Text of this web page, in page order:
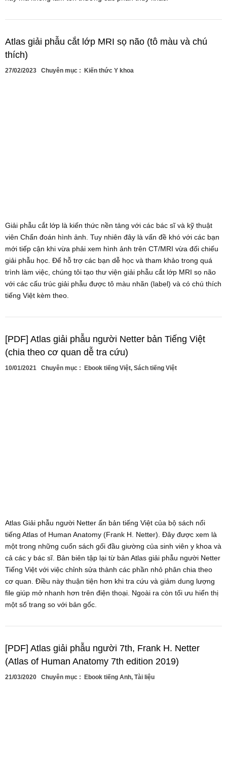
Atlas giải phẫu cắt lớp MRI sọ não (tô màu và chú
thích)
27/02/2023 Chuyên mục : Kiến thức Y khoa
Giải phẫu cắt lớp là kiến thức nền tảng với các bác sĩ và kỹ thuật
viên Chẩn đoán hình ảnh. Tuy nhiên đây là vấn đề khó với các bạn
mới tiếp cận khi vừa phải xem hình ảnh trên CT/MRI vừa đối chiếu
giải phẫu học. Để hỗ trợ các bạn dễ học và tham khảo trong quá
trình làm việc, chúng tôi tạo thư viện giải phẫu cắt lớp MRI sọ não
với các cấu trúc giải phẫu được tô màu nhãn (label) và có chú thích
tiếng Việt kèm theo.
[PDF] Atlas giải phẫu người Netter bản Tiếng Việt
(chia theo cơ quan dễ tra cứu)
10/01/2021 Chuyên mục : Ebook tiếng Việt, Sách tiếng Việt
Atlas Giải phẫu người Netter ấn bản tiếng Việt của bộ sách nổi
tiếng Atlas of Human Anatomy (Frank H. Netter). Đây được xem là
một trong những cuốn sách gối đầu giường của sinh viên y khoa và
cả các y bác sĩ. Bản biên tập lại từ bản Atlas giải phẫu người Netter
Tiếng Việt với việc chỉnh sửa thành các phần nhỏ phân chia theo
cơ quan. Điều này thuận tiện hơn khi tra cứu và giảm dung lượng
file giúp mở nhanh hơn trên điện thoại. Ngoài ra còn tối ưu hiển thị
một số trang so với bản gốc.
[PDF] Atlas giải phẫu người 7th, Frank H. Netter
(Atlas of Human Anatomy 7th edition 2019)
21/03/2020 Chuyên mục : Ebook tiếng Anh, Tài liệu